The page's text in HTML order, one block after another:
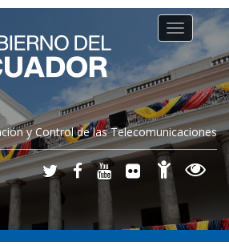
y Control de las Telecomunicaciones
Toggle
navigation